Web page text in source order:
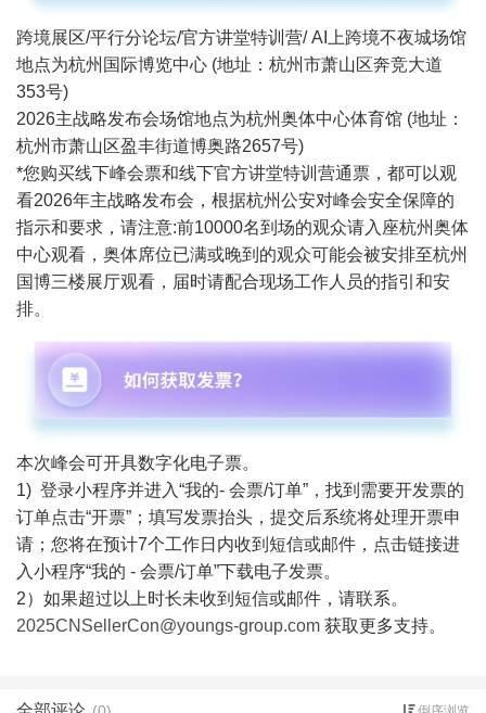
跨境展区/平行分论坛/官方讲堂特训营/ AI上跨境不夜城场馆
地点为杭州国际博览中心 (地址：杭州市萧山区奔竞大道
353号)
2026主战略发布会场馆地点为杭州奥体中心体育馆 (地址：
杭州市萧山区盈丰街道博奥路2657号)
*您购买线下峰会票和线下官方讲堂特训营通票，都可以观
看2026年主战略发布会，根据杭州公安对峰会安全保障的
指示和要求，请注意:前10000名到场的观众请入座杭州奥体
中心观看，奥体席位已满或晚到的观众可能会被安排至杭州
国博三楼展厅观看，届时请配合现场工作人员的指引和安
排。
本次峰会可开具数字化电子票。
1) 登录小程序并进入“我的- 会票/订单”，找到需要开发票的
订单点击“开票”；填写发票抬头，提交后系统将处理开票申
请；您将在预计7个工作日内收到短信或邮件，点击链接进
入小程序“我的 - 会票/订单”下载电子发票。
2）如果超过以上时长未收到短信或邮件，请联系。
2025CNSellerCon@youngs-group.com 获取更多支持。